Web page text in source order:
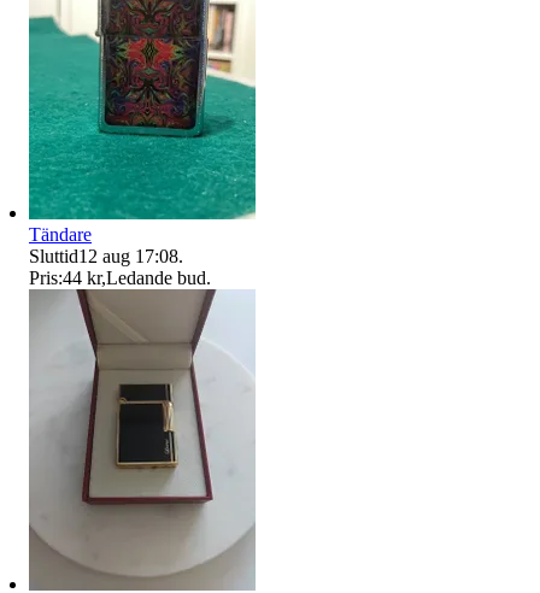
Tändare
Sluttid12 aug 17:08.
Pris:44 kr,Ledande bud.